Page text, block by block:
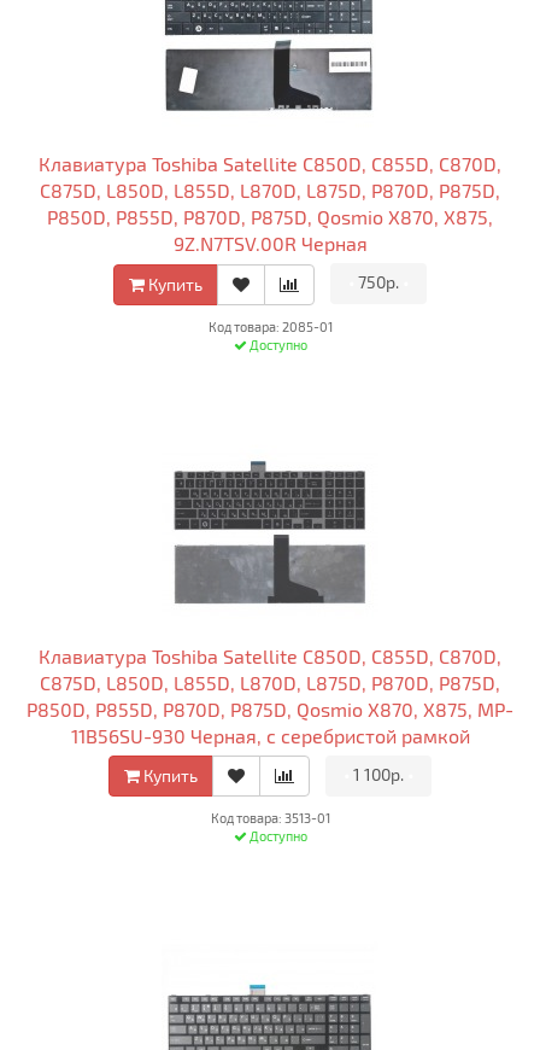
Клавиатура Toshiba Satellite C850D, C855D, C870D,
C875D, L850D, L855D, L870D, L875D, P870D, P875D,
P850D, P855D, P870D, P875D, Qosmio X870, X875,
9Z.N7TSV.00R Черная
Купить 750р.
Код товара: 2085-01
Доступно
Клавиатура Toshiba Satellite C850D, C855D, C870D,
C875D, L850D, L855D, L870D, L875D, P870D, P875D,
P850D, P855D, P870D, P875D, Qosmio X870, X875, MP-
11B56SU-930 Черная, c серебристой рамкой
Купить 1 100р.
Код товара: 3513-01
Доступно